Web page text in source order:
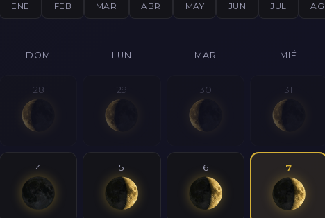
ENE FEB MAR ABR MAY JUN JUL
DOM LUN MAR MIÉ
28 29 30 31
4 5 6 7